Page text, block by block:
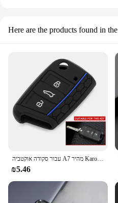
Here are the products found in the
עבור סקודה אוקטביה A7 מהיר Karoq פאביה מפתח כיסוי סיליקון עבור מושב ליאון איביזה Ateca עבור פולקסווגן גולף 7 פולו tiguan T-Roc מפתח מקרה Fob
₪5.46